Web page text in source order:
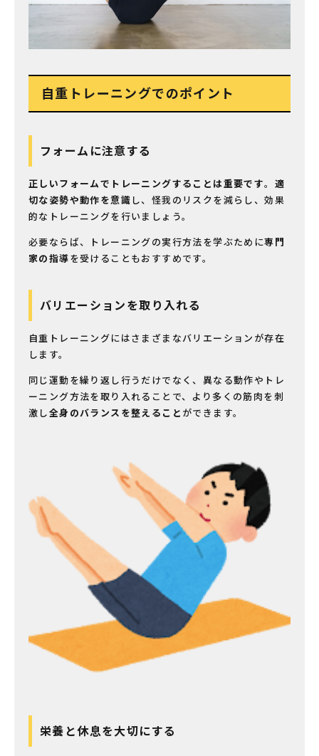
自重トレーニングでのポイント
フォームに注意する
正しいフォームでトレーニングすることは重要です。 適
切な姿勢や動作を意識 し、怪我のリスクを減らし、効果
的なトレーニングを行いましょう。
必要ならば、トレーニングの実行方法を学ぶために専門
家の指導を受けることもおすすめです。
バリエーションを取り入れる
自重トレーニングにはさまざまなバリエーションが存在
します。
同じ運動を繰り返し行うだけでなく、異なる動作やトレ
ーニング方法を取り入れることで、より多くの筋肉を刺
激し全身のバランスを整えること ができます。
栄養と休息を大切にする